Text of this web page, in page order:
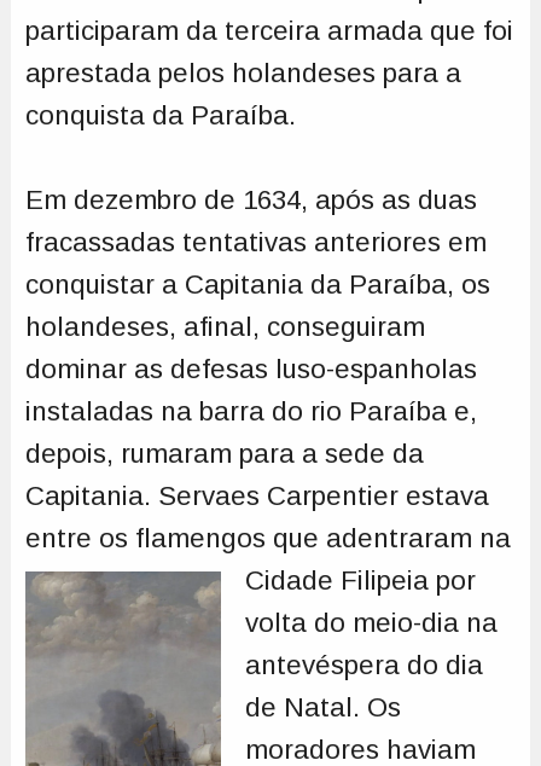
participaram da terceira armada que foi
aprestada pelos holandeses para a
conquista da Paraíba.
Em dezembro de 1634, após as duas
fracassadas tentativas anteriores em
conquistar a Capitania da Paraíba, os
holandeses, afinal, conseguiram
dominar as defesas luso-espanholas
instaladas na barra do rio Paraíba e,
depois, rumaram para a sede da
Capitania. Servaes Carpentier estava
entre os flamengos que adentraram na
Cidade Filipeia por
volta do meio-dia na
antevéspera do dia
de Natal. Os
moradores haviam